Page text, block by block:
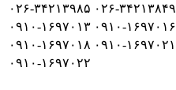
۰۲۶-۳۴۲۱۳۹۸۵ ۰۲۶-۳۴۲۱۳۸۴۹
۰۹۱۰-۱۶۹۷۰۱۳ ۰۹۱۰-۱۶۹۷۰۱۶
۰۹۱۰-۱۶۹۷۰۱۸ ۰۹۱۰-۱۶۹۷۰۲۱
۰۹۱۰-۱۶۹۷۰۲۲